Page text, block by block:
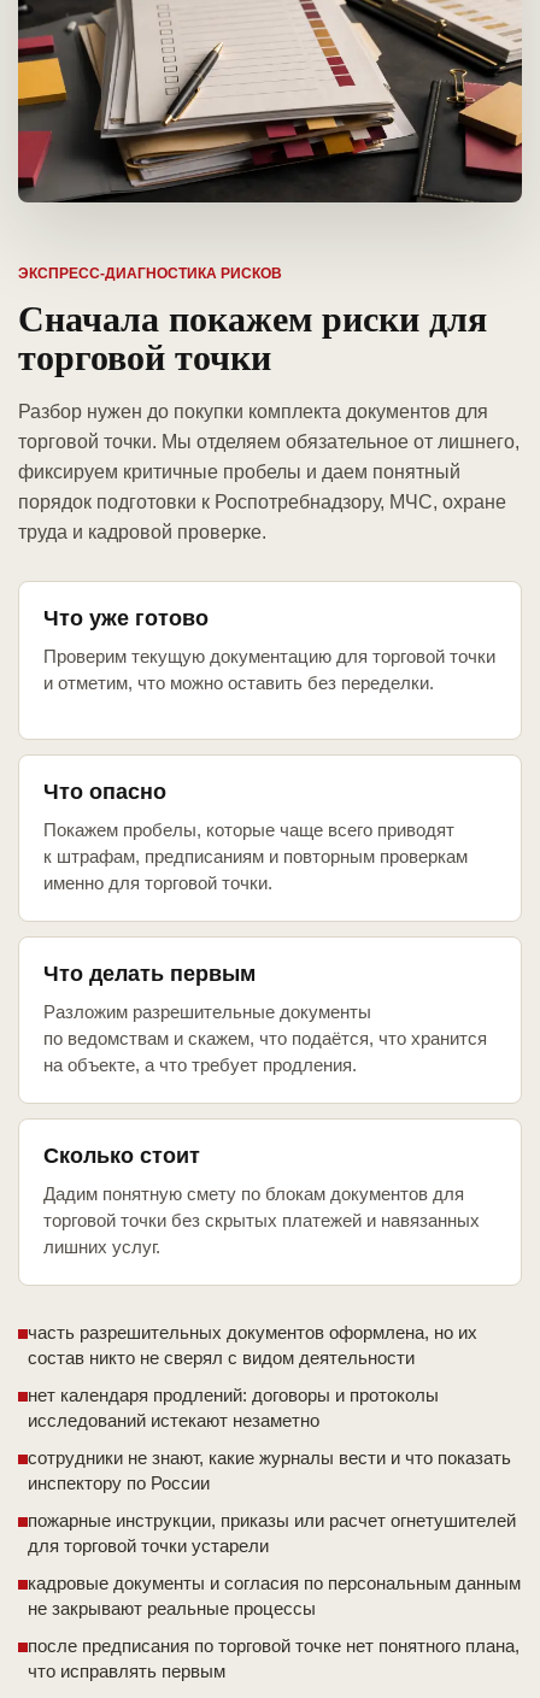
ЭКСПРЕСС-ДИАГНОСТИКА РИСКОВ
Сначала покажем риски для
торговой точки
Разбор нужен до покупки комплекта документов для
торговой точки. Мы отделяем обязательное от лишнего,
фиксируем критичные пробелы и даем понятный
порядок подготовки к Роспотребнадзору, МЧС, охране
труда и кадровой проверке.
Что уже готово
Проверим текущую документацию для торговой точки
и отметим, что можно оставить без переделки.
Что опасно
Покажем пробелы, которые чаще всего приводят
к штрафам, предписаниям и повторным проверкам
именно для торговой точки.
Что делать первым
Разложим разрешительные документы
по ведомствам и скажем, что подаётся, что хранится
на объекте, а что требует продления.
Сколько стоит
Дадим понятную смету по блокам документов для
торговой точки без скрытых платежей и навязанных
лишних услуг.
часть разрешительных документов оформлена, но их
состав никто не сверял с видом деятельности
нет календаря продлений: договоры и протоколы
исследований истекают незаметно
сотрудники не знают, какие журналы вести и что показать
инспектору по России
пожарные инструкции, приказы или расчет огнетушителей
для торговой точки устарели
кадровые документы и согласия по персональным данным
не закрывают реальные процессы
после предписания по торговой точке нет понятного плана,
что исправлять первым